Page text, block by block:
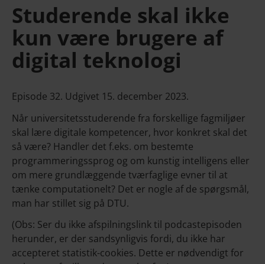
Studerende skal ikke
kun være brugere af
digital teknologi
Episode 32. Udgivet 15. december 2023.
Når universitetsstuderende fra forskellige fagmiljøer
skal lære digitale kompetencer, hvor konkret skal det
så være? Handler det f.eks. om bestemte
programmeringssprog og om kunstig intelligens eller
om mere grundlæggende tværfaglige evner til at
tænke computationelt? Det er nogle af de spørgsmål,
man har stillet sig på DTU.
(Obs: Ser du ikke afspilningslink til podcastepisoden
herunder, er der sandsynligvis fordi, du ikke har
accepteret statistik-cookies. Dette er nødvendigt for